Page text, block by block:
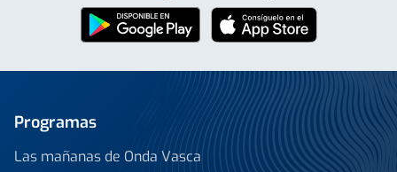
Programas
Las mañanas de Onda Vasca